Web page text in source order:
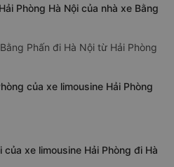
Phòng Hà Nội của nhà xe Bằng
Phấn đi Hà Nội từ Hải Phòng
của xe limousine Hải Phòng
xe limousine Hải Phòng đi Hà